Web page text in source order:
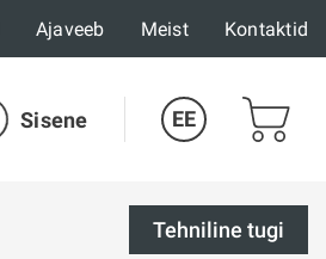
Ajaveeb Meist Kontaktid
Sisene EE
Tehniline tugi